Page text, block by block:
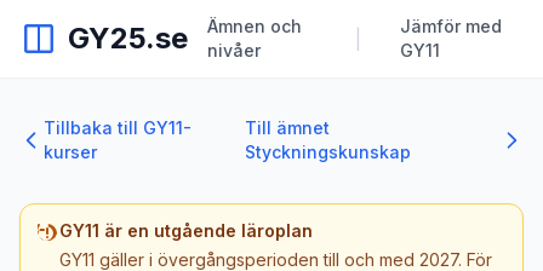
GY25.se
Ämnen och
nivåer
Jämför med
GY11
Tillbaka till GY11-
kurser
Till ämnet
Styckningskunskap
GY11 är en utgående läroplan
GY11 gäller i övergångsperioden till och med 2027. För